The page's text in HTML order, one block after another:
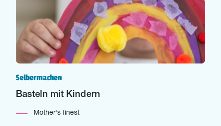
Selbermachen
Basteln mit Kindern
Mother’s finest